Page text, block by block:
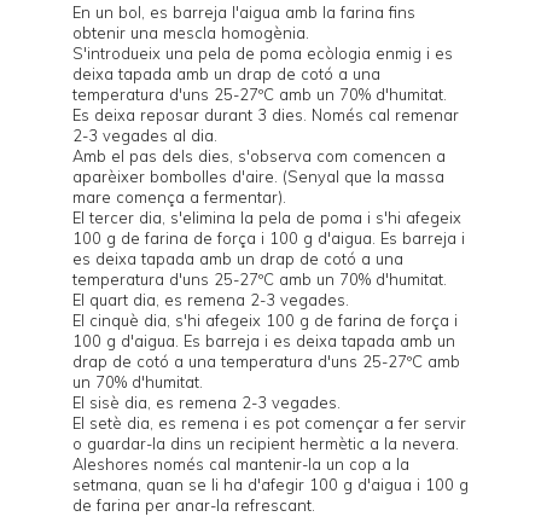
En un bol, es barreja l'aigua amb la farina fins
obtenir una mescla homogènia.
S'introdueix una pela de poma ecòlogia enmig i es
deixa tapada amb un drap de cotó a una
temperatura d'uns 25-27ºC amb un 70% d'humitat.
Es deixa reposar durant 3 dies. Només cal remenar
2-3 vegades al dia.
Amb el pas dels dies, s'observa com comencen a
aparèixer bombolles d'aire. (Senyal que la massa
mare comença a fermentar).
El tercer dia, s'elimina la pela de poma i s'hi afegeix
100 g de farina de força i 100 g d'aigua. Es barreja i
es deixa tapada amb un drap de cotó a una
temperatura d'uns 25-27ºC amb un 70% d'humitat.
El quart dia, es remena 2-3 vegades.
El cinquè dia, s'hi afegeix 100 g de farina de força i
100 g d'aigua. Es barreja i es deixa tapada amb un
drap de cotó a una temperatura d'uns 25-27ºC amb
un 70% d'humitat.
El sisè dia, es remena 2-3 vegades.
El setè dia, es remena i es pot començar a fer servir
o guardar-la dins un recipient hermètic a la nevera.
Aleshores només cal mantenir-la un cop a la
setmana, quan se li ha d'afegir 100 g d'aigua i 100 g
de farina per anar-la refrescant.